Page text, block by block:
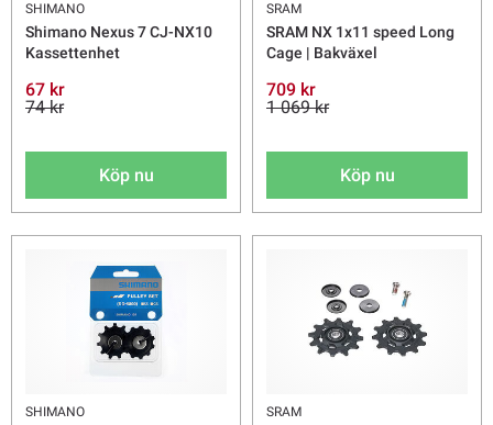
SHIMANO
Shimano Nexus 7 CJ-NX10
Kassettenhet
67 kr
74 kr
Köp nu
SRAM
SRAM NX 1x11 speed Long
Cage | Bakväxel
709 kr
1 069 kr
Köp nu
SHIMANO SRAM